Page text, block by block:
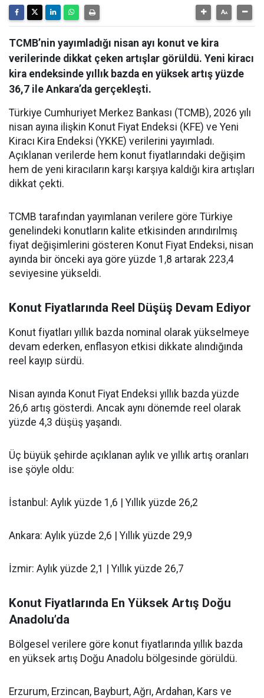
TCMB’nin yayımladığı nisan ayı konut ve kira
verilerinde dikkat çeken artışlar görüldü. Yeni kiracı
kira endeksinde yıllık bazda en yüksek artış yüzde
36,7 ile Ankara’da gerçekleşti.
Türkiye Cumhuriyet Merkez Bankası (TCMB), 2026 yılı
nisan ayına ilişkin Konut Fiyat Endeksi (KFE) ve Yeni
Kiracı Kira Endeksi (YKKE) verilerini yayımladı.
Açıklanan verilerde hem konut fiyatlarındaki değişim
hem de yeni kiracıların karşı karşıya kaldığı kira artışları
dikkat çekti.
TCMB tarafından yayımlanan verilere göre Türkiye
genelindeki konutların kalite etkisinden arındırılmış
fiyat değişimlerini gösteren Konut Fiyat Endeksi, nisan
ayında bir önceki aya göre yüzde 1,8 artarak 223,4
seviyesine yükseldi.
Konut Fiyatlarında Reel Düşüş Devam Ediyor
Konut fiyatları yıllık bazda nominal olarak yükselmeye
devam ederken, enflasyon etkisi dikkate alındığında
reel kayıp sürdü.
Nisan ayında Konut Fiyat Endeksi yıllık bazda yüzde
26,6 artış gösterdi. Ancak aynı dönemde reel olarak
yüzde 4,3 düşüş yaşandı.
Üç büyük şehirde açıklanan aylık ve yıllık artış oranları
ise şöyle oldu:
İstanbul: Aylık yüzde 1,6 | Yıllık yüzde 26,2
Ankara: Aylık yüzde 2,6 | Yıllık yüzde 29,9
İzmir: Aylık yüzde 2,1 | Yıllık yüzde 26,7
Konut Fiyatlarında En Yüksek Artış Doğu
Anadolu’da
Bölgesel verilere göre konut fiyatlarında yıllık bazda
en yüksek artış Doğu Anadolu bölgesinde görüldü.
Erzurum, Erzincan, Bayburt, Ağrı, Ardahan, Kars ve